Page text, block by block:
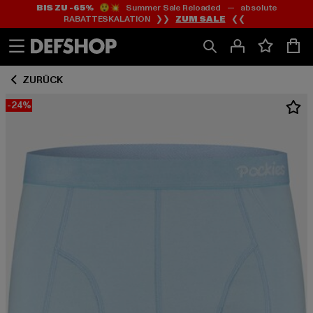
Zum
Inhalt
springen
Zum
Fußzeile
springen
BIS ZU -65%😲💥 Summer Sale Reloaded — absolute
RABATTESKALATION ❯❯ ZUM SALE ❮❮
ZURÜCK
-24%